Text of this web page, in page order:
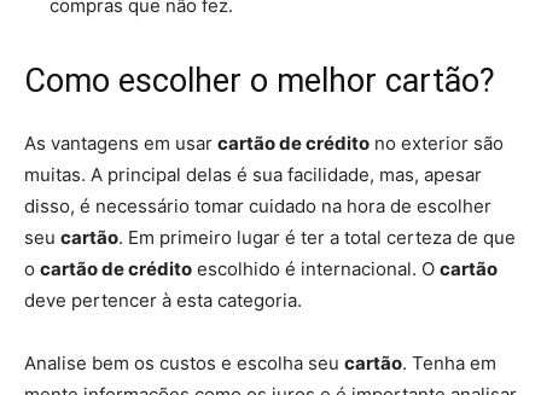
compras que não fez.
Como escolher o melhor cartão?
As vantagens em usar cartão de crédito no exterior são
muitas. A principal delas é sua facilidade, mas, apesar
disso, é necessário tomar cuidado na hora de escolher
seu cartão. Em primeiro lugar é ter a total certeza de que
o cartão de crédito escolhido é internacional. O cartão
deve pertencer à esta categoria.
Analise bem os custos e escolha seu cartão. Tenha em